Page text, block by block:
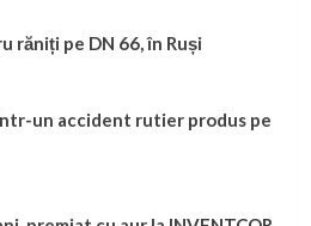
pe DN 66, în Ruși
un accident rutier produs pe